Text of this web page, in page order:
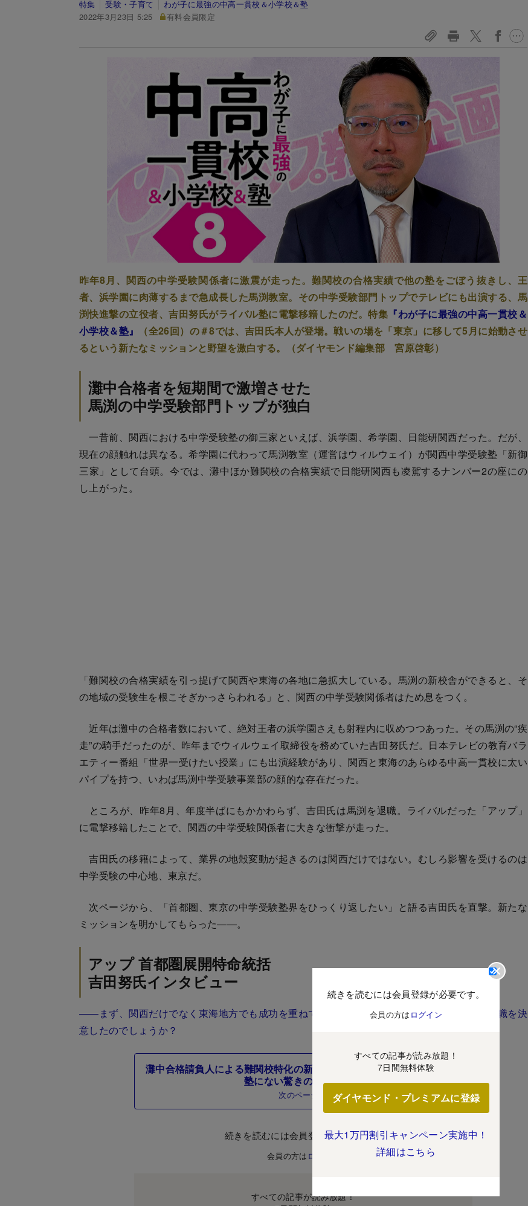
特集 受験・子育て
わが子に最強の中高一貫校＆小学校＆塾
2022年3月23日 5:25
有料会員限定
昨年8月、関西の中学受験関係者に激震が走った。難関校の合格実績で他の塾をごぼう抜きし、王
者、浜学園に肉薄するまで急成長した馬渕教室。その中学受験部門トップでテレビにも出演する、馬
渕快進撃の立役者、吉田努氏がライバル塾に電撃移籍したのだ。特集 『わが子に最強の中高一貫校＆
小学校＆塾』
（全26回）の＃8では、吉田氏本人が登場。戦いの場を「東京」に移して5月に始動させ
るという新たなミッションと野望を激白する。（ダイヤモンド編集部 宮原啓彰）
灘中合格者を短期間で激増させた
馬渕の中学受験部門トップが独白
一昔前、関西における中学受験塾の御三家といえば、浜学園、希学園、日能研関西だった。だが、
現在の顔触れは異なる。希学園に代わって馬渕教室（運営はウィルウェイ）が関西中学受験塾「新御
三家」として台頭。今では、灘中ほか難関校の合格実績で日能研関西も凌駕するナンバー2の座にの
し上がった。
「難関校の合格実績を引っ提げて関西や東海の各地に急拡大している。馬渕の新校舎ができると、そ
の地域の受験生を根こそぎかっさらわれる」と、関西の中学受験関係者はため息をつく。
近年は灘中の合格者数において、絶対王者の浜学園さえも射程内に収めつつあった。その馬渕の“疾
走”の騎手だったのが、昨年までウィルウェイ取締役を務めていた吉田努氏だ。日本テレビの教育バラ
エティー番組「世界一受けたい授業」にも出演経験があり、関西と東海のあらゆる中高一貫校に太い
パイプを持つ、いわば馬渕中学受験事業部の顔的な存在だった。
ところが、昨年8月、年度半ばにもかかわらず、吉田氏は馬渕を退職。ライバルだった「アップ」
に電撃移籍したことで、関西の中学受験関係者に大きな衝撃が走った。
吉田氏の移籍によって、業界の地殻変動が起きるのは関西だけではない。むしろ影響を受けるのは
中学受験の中心地、東京だ。
次ページから、「首都圏、東京の中学受験塾界をひっくり返したい」と語る吉田氏を直撃。新たな
ミッションを明かしてもらった――。
アップ 首都圏展開特命統括
吉田努氏インタビュー
――まず、関西だけでなく東海地方でも成功を重ねてきたにもかかわらず、なぜ馬渕教室の退職を決
意したのでしょうか？
灘中合格請負人による難関校特化の新塾を首都圏に開校！首都圏の既存
塾にない驚きの中身とは？
次のページ
続きを読むには会員登録が必要です。
会員の方は ログイン
すべての記事が読み放題！
続きを読むには会員登録が必要です。
会員の方は ログイン
すべての記事が読み放題！
7日間無料体験
ダイヤモンド・プレミアムに登録
最大1万円割引キャンペーン実施中！
詳細はこちら